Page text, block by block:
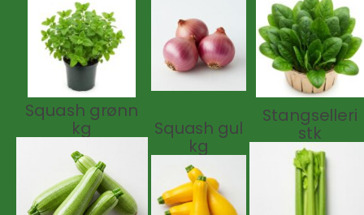
Squash grønn
kg Squash gul
kg
Stangselleri
stk